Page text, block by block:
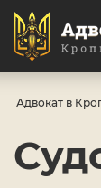
Адвокат в